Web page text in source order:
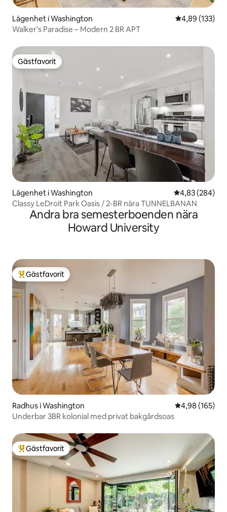
Lägenhet i Washington 4,89 av 5 i
4,89 (133)
Walker's Paradise – Modern 2 BR APT
Gästfavorit
Gästfavorit
Lägenhet i Washington 4,83 av 5 i
4,83 (284)
Classy LeDroit Park Oasis / 2-BR nära TUNNELBANAN
Andra bra semesterboenden nära
Howard University
Populär gästfavorit
Gästfavorit
Radhus i Washington 4,98 av 5 i
4,98 (165)
Underbar 3BR kolonial med privat bakgårdsoas
Populär gästfavorit
Gästfavorit